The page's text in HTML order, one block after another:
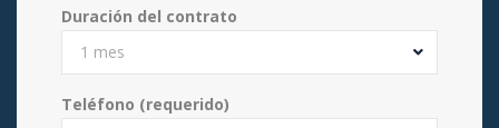
Duración del contrato
1 mes
Teléfono (requerido)